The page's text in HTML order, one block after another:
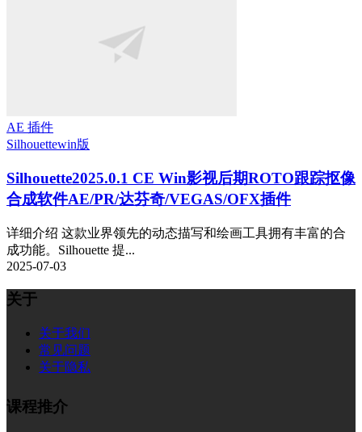
AE 插件
Silhouettewin版
Silhouette2025.0.1 CE Win影视后期ROTO跟踪抠像
合成软件AE/PR/达芬奇/VEGAS/OFX插件
详细介绍 这款业界领先的动态描写和绘画工具拥有丰富的合
成功能。Silhouette 提...
2025-07-03
关于
关于我们
常见问题
关于隐私
课程推介